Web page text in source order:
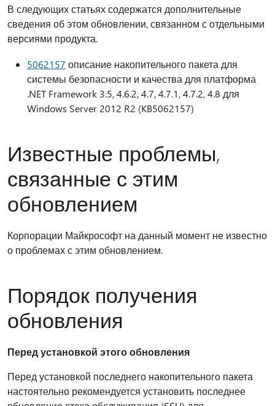
В следующих статьях содержатся дополнительные
сведения об этом обновлении, связанном с отдельными
версиями продукта.
5062157 описание накопительного пакета для
системы безопасности и качества для платформа
.NET Framework 3.5, 4.6.2, 4.7, 4.7.1, 4.7.2, 4.8 для
Windows Server 2012 R2 (KB5062157)
Известные проблемы,
связанные с этим
обновлением
Корпорации Майкрософт на данный момент не известно
о проблемах с этим обновлением.
Порядок получения
обновления
Перед установкой этого обновления
Перед установкой последнего накопительного пакета
настоятельно рекомендуется установить последнее